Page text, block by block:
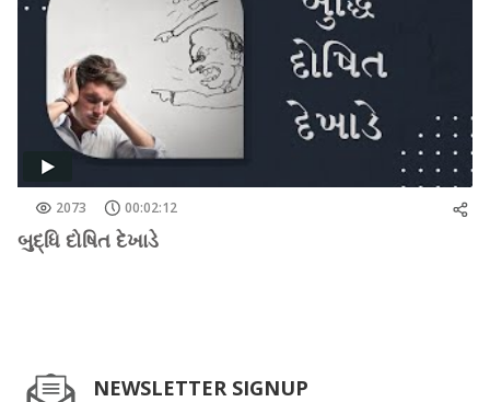
2073 00:02:12
બુદ્ધિ દોષિત દેખાડે
NEWSLETTER SIGNUP